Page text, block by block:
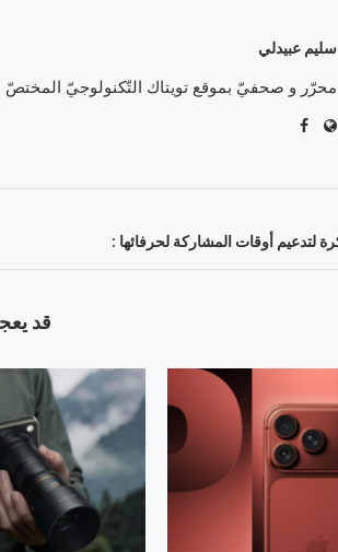
سليم عبيدلي
محرّر و صحفيّ بموقع تويتاك التّكنولوجيّ المختصّ
قد